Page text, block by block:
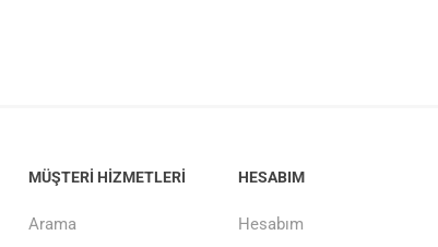
MÜŞTERI HIZMETLERI
Arama
HESABIM
Hesabım